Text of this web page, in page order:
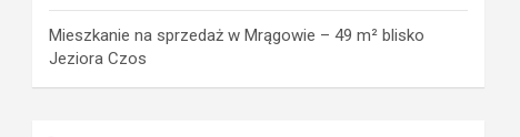
Mieszkanie na sprzedaż w Mrągowie – 49 m² blisko
Jeziora Czos